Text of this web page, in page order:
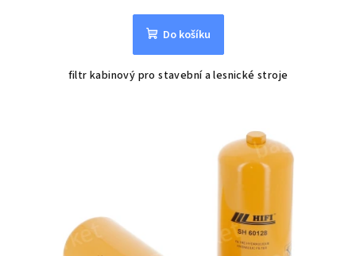
Do košíku
filtr kabinový pro stavební a lesnické stroje